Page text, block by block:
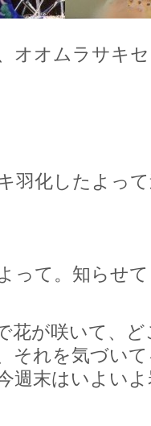
オオムラサキ
羽化したよっ
って。知らせ
花が咲いて、
それを気づい
週末はいよい